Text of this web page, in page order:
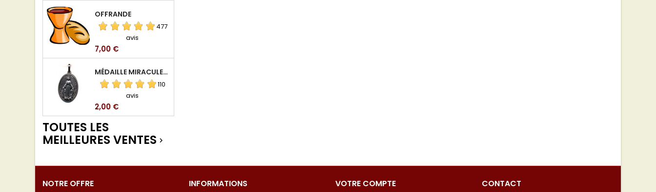
OFFRANDE
477
avis
Prix
7,00 €
MÉDAILLE MIRACULEUSE DE VIERGE DE LA RUE DU BAC
110
avis
Prix
2,00 €
TOUTES LES
MEILLEURES VENTES 
NOTRE OFFRE INFORMATIONS VOTRE COMPTE CONTACT